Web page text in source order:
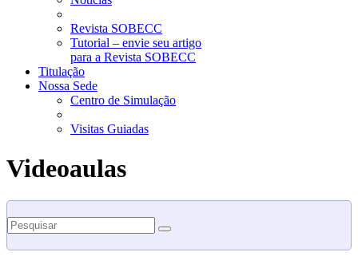
Revista SOBECC
Tutorial – envie seu artigo
para a Revista SOBECC
Titulação
Nossa Sede
Centro de Simulação
Visitas Guiadas
Videoaulas
Pesquisar